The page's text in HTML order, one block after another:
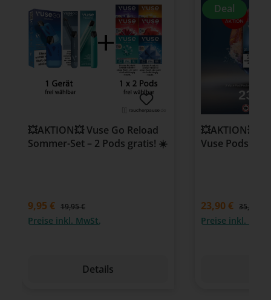
💥AKTION💥 Vuse Go Reload
Sommer-Set – 2 Pods gratis! ☀️
9,95 € 19,95 €
Preise inkl. MwSt.
Details
Deal
💥AKTION💥 3
Vuse Pods frei
23,90 € 35,85 €
Preise inkl.